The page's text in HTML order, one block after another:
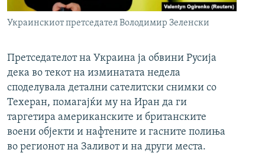
Украинскиот претседател Володимир Зеленски
Претседателот на Украина ја обвини Русија
дека во текот на изминатата недела
споделувала детални сателитски снимки со
Техеран, помагајќи му на Иран да ги
таргетира американските и британските
воени објекти и нафтените и гасните полиња
во регионот на Заливот и на други места.